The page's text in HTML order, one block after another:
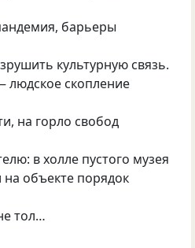
барьеры
культурную связь.
людское скопление
на горло свобод
в холле пустого музея
объекте порядок
тол…